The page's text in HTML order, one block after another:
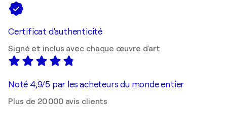
Certificat d'authenticité
Signé et inclus avec chaque œuvre d'art
Noté 4,9/5 par les acheteurs du monde entier
Plus de 20 000 avis clients